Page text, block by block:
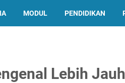
MODUL PENDIDIKAN
Lebih Jauh